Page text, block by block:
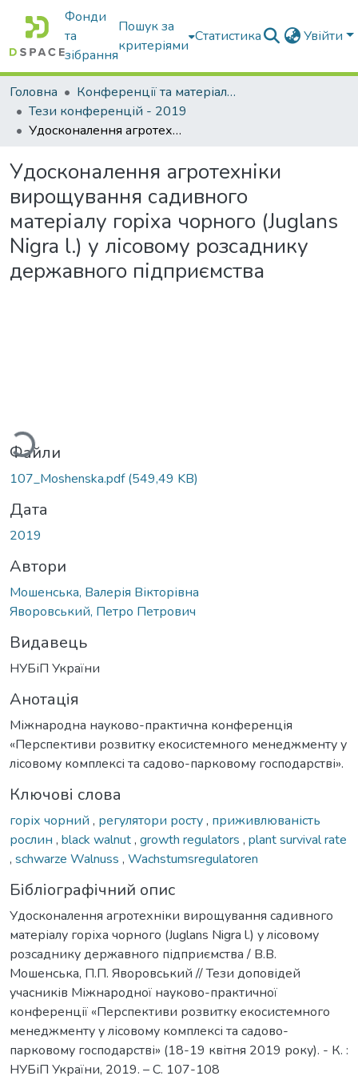
Фонди
та
зібрання
Пошук за
критеріями
Статистика Увійти
Головна
Конференції та матеріали конференцій
Тези конференцій - 2019
Удосконалення агротехніки вирощування садивного матеріалу горіха чорного (Juglans Nigra l.) у лісовому розсаднику державного підприємства
Удосконалення агротехніки
вирощування садивного
матеріалу горіха чорного (Juglans
Nigra l.) у лісовому розсаднику
державного підприємства
Файли
107_Moshenska.pdf(549,49 KB)
Дата
2019
Автори
Мошенська, Валерія Вікторівна
Яворовський, Петро Петрович
Видавець
НУБіП України
Анотація
Міжнародна науково-практична конференція
«Перспективи розвитку екосистемного менеджменту у
лісовому комплексі та садово-парковому господарстві».
Ключові слова
горіх чорний , регулятори росту, приживлюваність
рослин , black walnut, growth regulators , plant survival rate
, schwarze Walnuss , Wachstumsregulatoren
Бібліографічний опис
Удосконалення агротехніки вирощування садивного
матеріалу горіха чорного (Juglans Nigra l.) у лісовому
розсаднику державного підприємства / В.В.
Мошенська, П.П. Яворовський // Тези доповідей
учасників Міжнародної науково-практичної
конференції «Перспективи розвитку екосистемного
менеджменту у лісовому комплексі та садово-
парковому господарстві» (18-19 квітня 2019 року). - К. :
НУБіП України, 2019. – С. 107-108